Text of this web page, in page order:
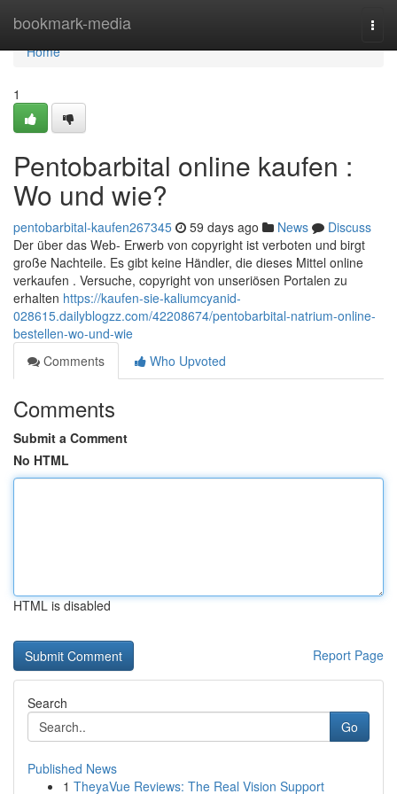
bookmark-media
Home
Home
1
Pentobarbital online kaufen :
Wo und wie?
pentobarbital-kaufen267345 59 days ago News
Discuss
Der über das Web- Erwerb von copyright ist verboten und birgt
große Nachteile. Es gibt keine Händler, die dieses Mittel online
verkaufen . Versuche, copyright von unseriösen Portalen zu
erhalten https://kaufen-sie-kaliumcyanid-
028615.dailyblogzz.com/42208674/pentobarbital-natrium-online-
bestellen-wo-und-wie
Comments
Who Upvoted
Comments
Submit a Comment
No HTML
HTML is disabled
Report Page
Search
Go
Published News
1 TheyaVue Reviews: The Real Vision Support